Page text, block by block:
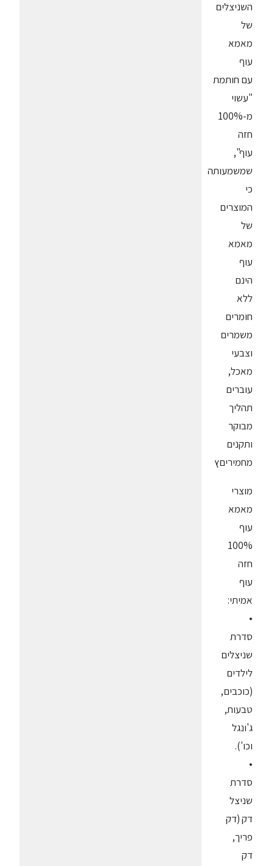
השניצלים
של
מאמא
עוף
עם חותמת
"עשוי
מ-100%
חזה
עוף",
שמשמעותה
כי
המוצרים
של
מאמא
עוף
הינם
ללא
חומרים
משמרים
וצבעי
מאכל,
עוברים
תהליך
מבוקר
ותקנים
מחמיריםץ
מוצרי
מאמא
עוף
100%
חזה
עוף
אמיתי:
•
סדרת
שניצלים
לילדים
(כוכבים,
טבעות,
ג'ונגל
וכו').
•
סדרת
שניצל
דק (דק
פריך,
דק